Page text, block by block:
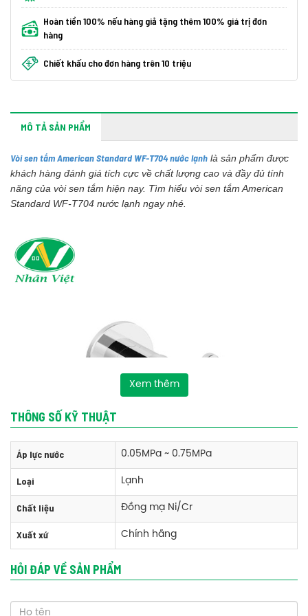
Hoàn tiền 100% nếu hàng giả tặng thêm 100% giá trị đơn
hàng
Chiết khấu cho đơn hàng trên 10 triệu
MÔ TẢ SẢN PHẨM
Vòi sen tắm American Standard WF-T704 nước lạnh là sản phẩm được
khách hàng đánh giá tích cực về chất lượng cao và đầy đủ tính
năng của vòi sen tắm hiện nay. Tìm hiểu vòi sen tắm American
Standard WF-T704 nước lạnh ngay nhé.
Tính năng vòi sen tắm American Standard WF-T704 nước lạnh
+Công nghệ Durashine:Tạo lớp phủ crom sáng bóng mang lại vẻ
Củ sen American Standard WF-T704
Xem thêm
THÔNG SỐ KỸ THUẬT
Áp lực nước 0.05MPa ~ 0.75MPa
Loại Lạnh
Chất liệu Đồng mạ Ni/Cr
Xuất xứ Chính hãng
HỎI ĐÁP VỀ SẢN PHẨM